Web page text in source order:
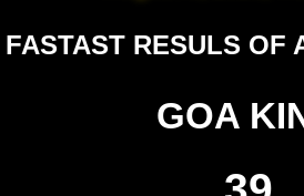
FASTAST RESULS OF
GOA